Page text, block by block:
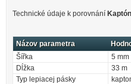
Technické údaje k porovnání
Názov parametra
Šířka
5 mm
Dĺžka
33 m
Typ lepiacej pásky